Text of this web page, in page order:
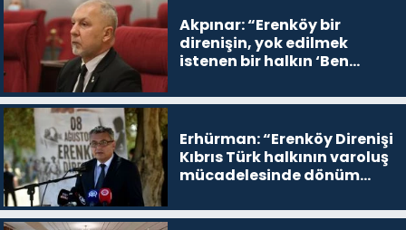
Akpınar: “Erenköy bir
direnişin, yok edilmek
istenen bir halkın ‘Ben
devam edeceğim’ dediği
Erhürman: “Erenköy Direnişi
Kıbrıs Türk halkının varoluş
mücadelesinde dönüm